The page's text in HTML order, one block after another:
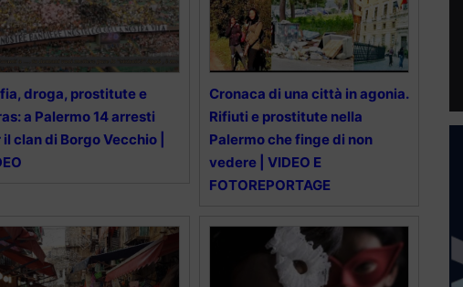
droga, prostitute e
a Palermo 14 arresti
il clan di Borgo Vecchio |
Cronaca di una città in agonia.
Rifiuti e prostitute nella
Palermo che finge di non
vedere | VIDEO E
FOTOREPORTAGE